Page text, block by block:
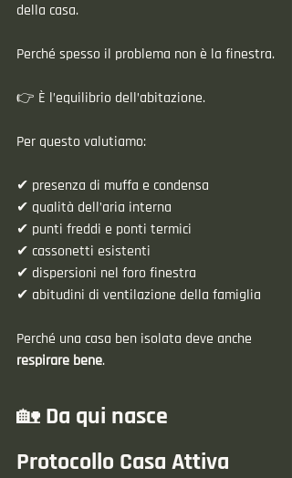
della casa.
Perché spesso il problema non è la finestra.
👉 È l’equilibrio dell’abitazione.
Per questo valutiamo:
✔ presenza di muffa e condensa
✔ qualità dell’aria interna
✔ punti freddi e ponti termici
✔ cassonetti esistenti
✔ dispersioni nel foro finestra
✔ abitudini di ventilazione della famiglia
Perché una casa ben isolata deve anche
respirare bene.
🏡 Da qui nasce
Protocollo Casa Attiva